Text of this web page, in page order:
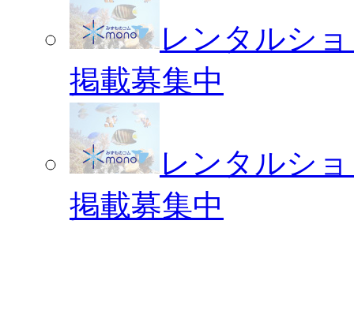
レンタルシ
掲載募集中
レンタルシ
掲載募集中